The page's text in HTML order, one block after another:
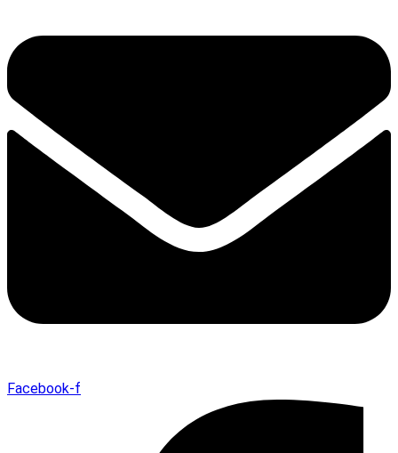
Facebook-f